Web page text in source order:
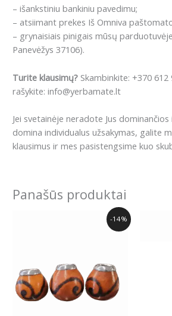
– išankstiniu bankiniu pavedimu;
– atsiimant prekes Iš Omniva
– grynaisiais pinigais mūsų
Panevėžys 37106).
Turite klausimų? Skambinkite: +370 612
rašykite: info@yerbamate.lt
Jei svetainėje neradote Jus
domina individualus užsakymas, galite
klausimus ir mes pasistengsime kuo
Panašūs produktai
-14%
Current
price